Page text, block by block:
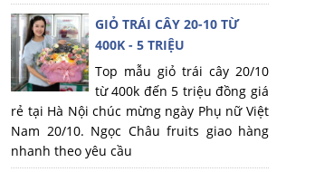
GIỎ TRÁI CÂY 20-10 TỪ
400K - 5 TRIỆU
Top mẫu giỏ trái cây 20/10
từ 400k đến 5 triệu đồng giá
rẻ tại Hà Nội chúc mừng ngày Phụ nữ Việt
Nam 20/10. Ngọc Châu fruits giao hàng
nhanh theo yêu cầu